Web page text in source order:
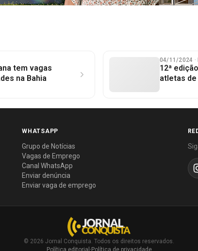
tem vagas
na Bahia
04/11/2024
12ª
atletas de
WHATSAPP
Grupo de Notícias
Vagas de Emprego
Canal WhatsApp
Enviar denúncia
Enviar vaga de emprego
© 2026 Jornal Conquista. Todos os direitos reservados.
Política editorial · Política de privacidade